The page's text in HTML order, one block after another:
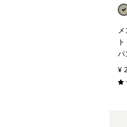
パ
¥
評